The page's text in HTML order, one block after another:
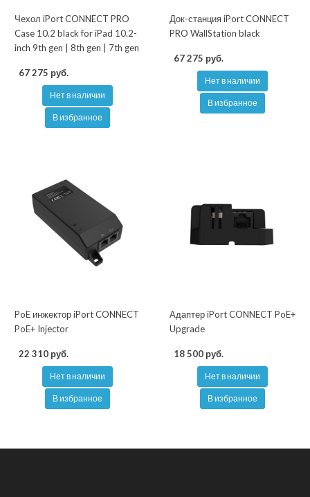
Чехол iPort CONNECT PRO
Case 10.2 black for iPad 10.2-
inch 9th gen | 8th gen | 7th gen
67 275 руб.
Нет в наличии
В избранное
Док-станция iPort CONNECT
PRO WallStation black
67 275 руб.
Нет в наличии
В избранное
PoE инжектор iPort CONNECT
PoE+ Injector
22 310 руб.
Нет в наличии
В избранное
Адаптер iPort CONNECT PoE+
Upgrade
18 500 руб.
Нет в наличии
В избранное